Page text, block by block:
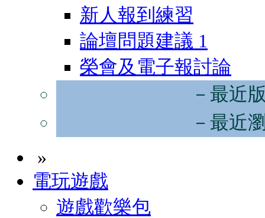
新人報到練習
論壇問題建議 1
榮會及電子報討論
－最近
－最近
»
電玩遊戲
遊戲歡樂包